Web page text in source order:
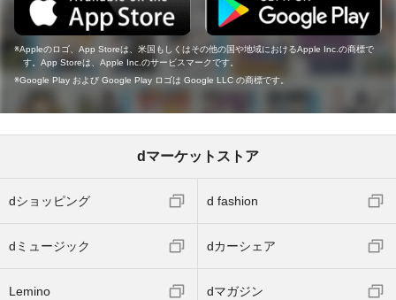
Appleのロゴ、App Storeは、米国もしくはその他の国や地域におけるApple Inc.の商標で
す。App Storeは、Apple Inc.のサービスマークです。
Google Play および Google Play ロゴは Google LLC の商標です。
dマーケットストア
dショッピング d fashion
dミュージック dカーシェア
Lemino dマガジン